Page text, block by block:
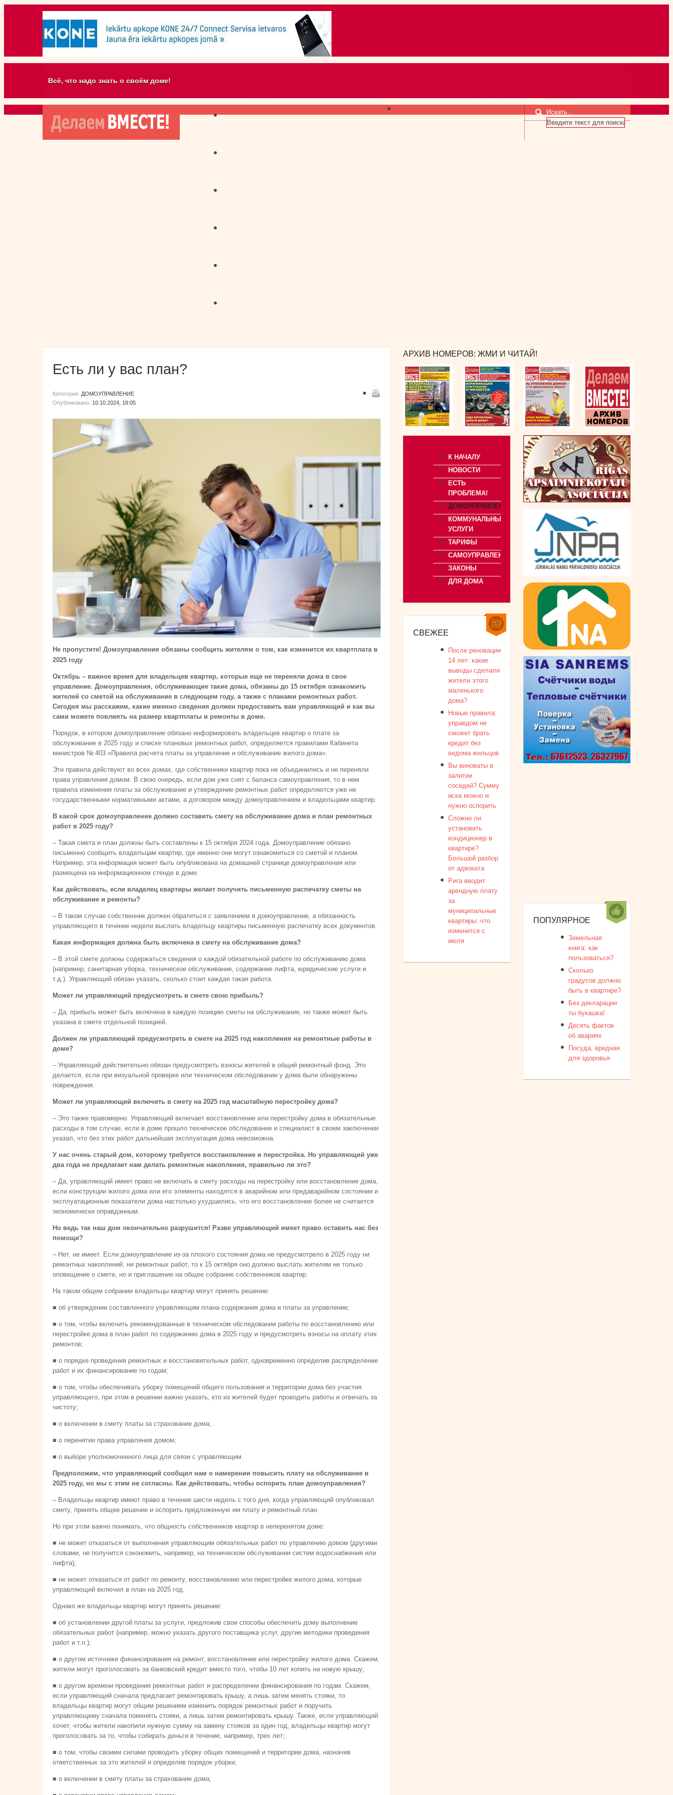
Всё, что надо знать о своём доме!
Искать...
Есть ли у вас план?
Категория: ДОМОУПРАВЛЕНИЕ
Опубликовано: 10.10.2024, 18:05
Не пропустите! Домоуправления обязаны сообщить жителям о том, как изменится их квартплата в
2025 году
Октябрь – важное время для владельцев квартир, которые еще не переняли дома в свое
управление. Домоуправления, обслуживающие такие дома, обязаны до 15 октября ознакомить
жителей со сметой на обслуживание в следующем году, а также с планами ремонтных работ.
Сегодня мы расскажем, какие именно сведения должен предоставить вам управляющий и как вы
сами можете повлиять на размер квартплаты и ремонты в доме.
Порядок, в котором домоуправление обязано информировать владельцев квартир о плате за
обслуживание в 2025 году и списке плановых ремонтных работ, определяется правилами Кабинета
министров № 403 «Правила расчета платы за управление и обслуживание жилого дома».
Эти правила действуют во всех домах, где собственники квартир пока не объединились и не переняли
права управления домом. В свою очередь, если дом уже снят с баланса самоуправления, то в нем
правила изменения платы за обслуживание и утверждение ремонтных работ определяются уже не
государственными нормативными актами, а договором между домоуправлением и владельцами квартир.
В какой срок домоуправление должно составить смету на обслуживание дома и план ремонтных
работ в 2025 году?
– Такая смета и план должны быть составлены к 15 октября 2024 года. Домоуправление обязано
письменно сообщить владельцам квартир, где именно они могут ознакомиться со сметой и планом.
Например, эта информация может быть опубликована на домашней странице домоуправления или
размещена на информационном стенде в доме.
Как действовать, если владелец квартиры желает получить письменную распечатку сметы на
обслуживание и ремонты?
– В таком случае собственник должен обратиться с заявлением в домоуправление, а обязанность
управляющего в течение недели выслать владельцу квартиры письменную распечатку всех документов.
Какая информация должна быть включена в смету на обслуживание дома?
– В этой смете должны содержаться сведения о каждой обязательной работе по обслуживанию дома
(например, санитарная уборка, техническое обслуживание, содержание лифта, юридические услуги и
т.д.). Управляющий обязан указать, сколько стоит каждая такая работа.
Может ли управляющий предусмотреть в смете свою прибыль?
– Да, прибыль может быть включена в каждую позицию сметы на обслуживание, но также может быть
указана в смете отдельной позицией.
Должен ли управляющий предусмотреть в смете на 2025 год накопления на ремонтные работы в
доме?
– Управляющий действительно обязан предусмотреть взносы жителей в общий ремонтный фонд. Это
делается, если при визуальной проверке или техническом обследовании у дома были обнаружены
повреждения.
Может ли управляющий включить в смету на 2025 год масштабную перестройку дома?
– Это также правомерно. Управляющий включает восстановление или перестройку дома в обязательные
расходы в том случае, если в доме прошло техническое обследование и специалист в своем заключении
указал, что без этих работ дальнейшая эксплуатация дома невозможна.
У нас очень старый дом, которому требуется восстановление и перестройка. Но управляющий уже
два года не предлагает нам делать ремонтные накопления, правильно ли это?
– Да, управляющий имеет право не включать в смету расходы на перестройку или восстановление дома,
если конструкции жилого дома или его элементы находятся в аварийном или предаварийном состоянии и
эксплуатационные показатели дома настолько ухудшились, что его восстановление более не считается
экономически оправданным.
Но ведь так наш дом окончательно разрушится! Разве управляющий имеет право оставить нас без
помощи?
– Нет, не имеет. Если домоуправление из-за плохого состояния дома не предусмотрело в 2025 году ни
ремонтных накоплений, ни ремонтных работ, то к 15 октября оно должно выслать жителям не только
оповещение о смете, но и приглашение на общее собрание собственников квартир.
На таком общем собрании владельцы квартир могут принять решение:
■ об утверждении составленного управляющим плана содержания дома и платы за управление;
■ о том, чтобы включить рекомендованные в техническом обследовании работы по восстановлению или
перестройке дома в план работ по содержанию дома в 2025 году и предусмотреть взносы на оплату этих
ремонтов;
■ о порядке проведения ремонтных и восстановительных работ, одновременно определив распределение
работ и их финансированиe по годам;
■ о том, чтобы обеспечивать уборку помещений общего пользования и территории дома без участия
управляющего, при этом в решении важно указать, кто из жителей будет проводить работы и отвечать за
чистоту;
■ о включении в смету платы за страхование дома;
■ о перенятии права управления домом;
■ о выборе уполномоченного лица для связи с управляющим.
Предположим, что управляющий сообщил нам о намерении повысить плату на обслуживание в
2025 году, но мы с этим не согласны. Как действовать, чтобы оспорить план домоуправления?
– Владельцы квартир имеют право в течение шести недель с того дня, когда управляющий опубликовал
смету, принять общее решение и оспорить предложенную им плату и ремонтный план.
Но при этом важно понимать, что общность собственников квартир в неперенятом доме:
■ не может отказаться от выполнения управляющим обязательных работ по управлению домом (другими
словами, не получится сэкономить, например, на техническом обслуживании систем водоснабжения или
лифта);
■ не может отказаться от работ по ремонту, восстановлению или перестройке жилого дома, которые
управляющий включил в план на 2025 год.
Однако же владельцы квартир могут принять решение:
■ об установлении другой платы за услуги, предложив свои способы обеспечить дому выполнение
обязательных работ (например, можно указать другого поставщика услуг, другие методики проведения
работ и т.п.);
■ о другом источнике финансирования на ремонт, восстановление или перестройку жилого дома. Скажем,
жители могут проголосовать за банковский кредит вместо того, чтобы 10 лет копить на новую крышу;
■ о другом времени проведения ремонтных работ и распределении финансирования по годам. Скажем,
если управляющий сначала предлагает ремонтировать крышу, а лишь затем менять стояки, то
владельцы квартир могут общим решением изменить порядок ремонтных работ и поручить
управляющему сначала поменять стояки, а лишь затем ремонтировать крышу. Также, если управляющий
хочет, чтобы жители накопили нужную сумму на замену стояков за один год, владельцы квартир могут
проголосовать за то, чтобы собирать деньги в течение, например, трех лет;
■ о том, чтобы своими силами проводить уборку общих помещений и территории дома, назначив
ответственных за это жителей и определив порядок уборки;
■ о включении в смету платы за страхование дома;
АРХИВ НОМЕРОВ: ЖМИ И ЧИТАЙ!
К НАЧАЛУ
НОВОСТИ
ЕСТЬ
ПРОБЛЕМА!
ДОМОУПРАВЛЕНИЕ
КОММУНАЛЬНЫЕ
УСЛУГИ
ТАРИФЫ
САМОУПРАВЛЕНИЯ
ЗАКОНЫ
ДЛЯ ДОМА
СВЕЖЕЕ
После реновации
14 лет: какие
выводы сделали
жители этого
маленького
дома?
Новые правила:
управдом не
сможет брать
кредит без
ведома жильцов
Вы виноваты в
залитии
соседей? Сумму
иска можно и
нужно оспорить
Сложно ли
установить
кондиционер в
квартире?
Большой разбор
от адвоката
Рига вводит
арендную плату
за
муниципальные
квартиры: что
изменится с
июля
ПОПУЛЯРНОЕ
Земельная
книга: как
пользоваться?
Сколько
градусов должно
быть в квартире?
Без декларации
ты букашка!
Десять фактов
об авариях
Посуда, вредная
для здоровья